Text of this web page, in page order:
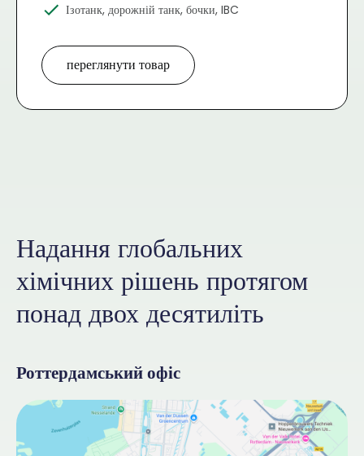
Ізотанк, дорожній танк, бочки, IBC
переглянути товар
Надання глобальних
хімічних рішень протягом
понад двох десятиліть
Роттердамський офіс